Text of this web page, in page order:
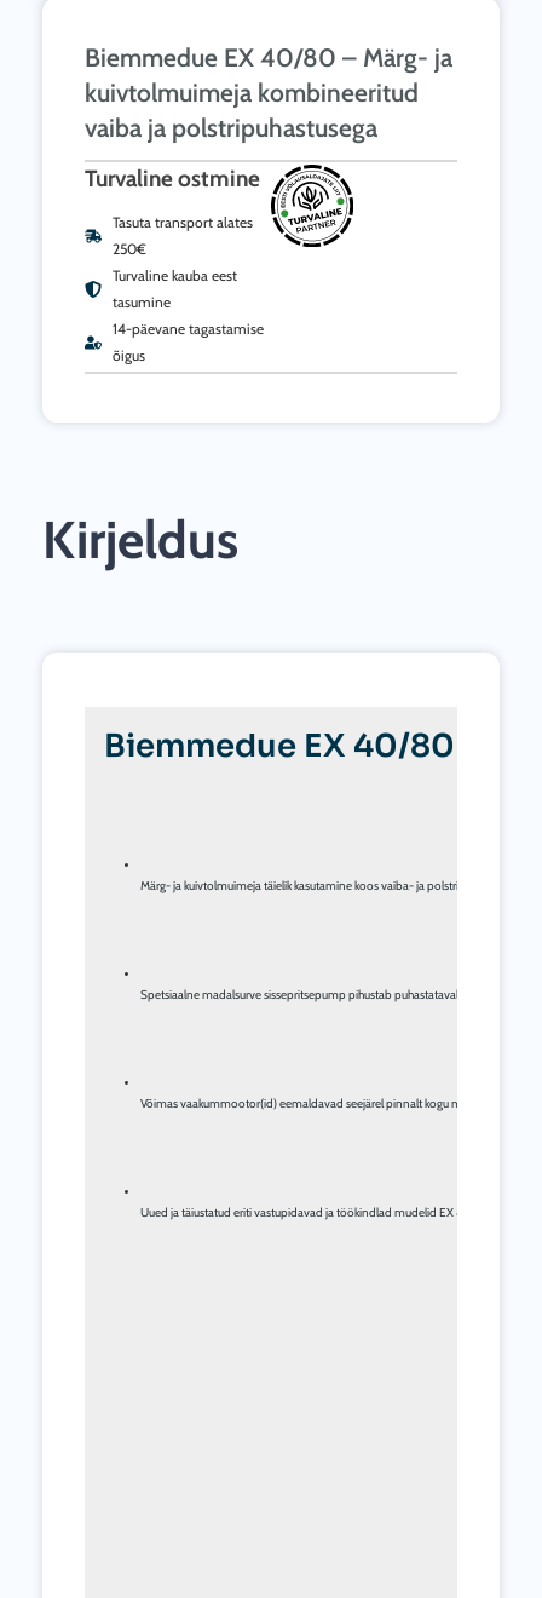
Biemmedue EX 40/80 – Märg- ja
kuivtolmuimeja kombineeritud
vaiba ja polstripuhastusega
Turvaline ostmine
Tasuta transport alates
250€
Turvaline kauba eest
tasumine
14-päevane tagastamise
õigus
Kirjeldus
Biemmedue EX 40/80 –
Märg- ja kuivtolmuimeja täielik kasutamine koos vaiba- ja
Spetsiaalne madalsurve sissepritsepump pihustab puhastatavale pinnale
Võimas vaakummootor(id) eemaldavad seejärel pinnalt kogu mustuse ja
Uued ja täiustatud eriti vastupidavad ja töökindlad mudelid EX 80 P PRO ja